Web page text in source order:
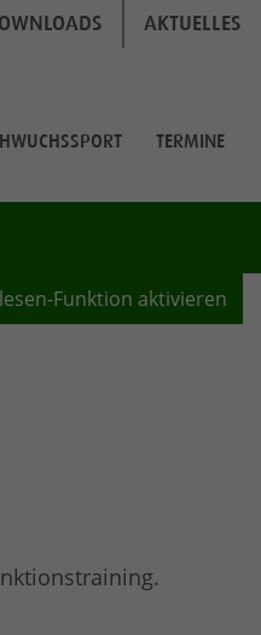
AKTUELLES
TERMINE
Funktion aktivieren